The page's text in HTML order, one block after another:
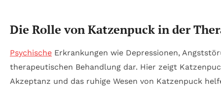
Die Rolle von Katzenpuck in der
Psychische Erkrankungen wie Depressionen,
therapeutischen Behandlung dar. Hier zeigt
Akzeptanz und das ruhige Wesen von Katzenpuck